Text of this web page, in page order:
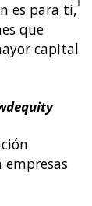
es para ti,
que
capital